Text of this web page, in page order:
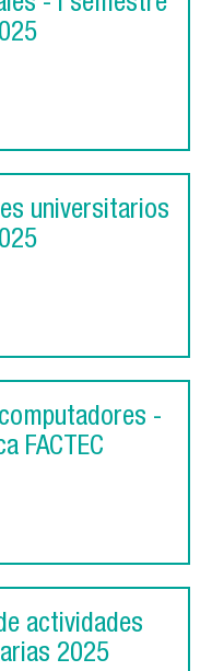
universitarios
-
FACTEC
actividades
2025